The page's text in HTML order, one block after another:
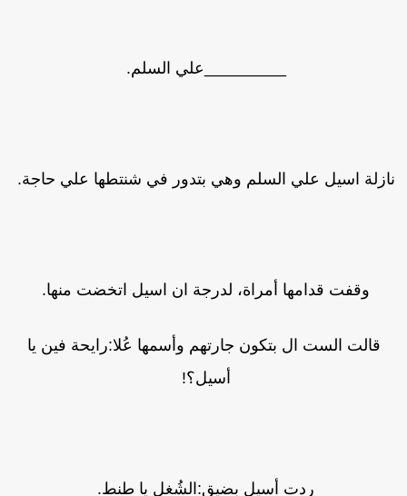
_________علي السلم.
اسيل علي السلم وهي بتدور في شنتطها علي حاجة.
وقفت قدامها أمراة، لدرجة ان اسيل اتخضت منها.
قالت الست ال بتكون جارتهم وأسمها عُلا:رايحة فين يا
أسيل؟!
ردت أسيل بضيق:الشُغل يا طنط.